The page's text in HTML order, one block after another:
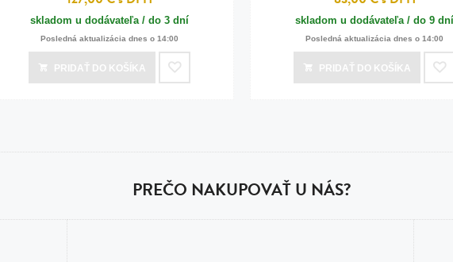
skladom u dodávateľa / do 3 dní
Posledná aktualizácia dnes o 14:00
PRIDAŤ DO KOŠÍKA
skladom u dodávateľa / do 9 dní
Posledná aktualizácia dnes o 14:00
PRIDAŤ DO KOŠÍKA
PREČO NAKUPOVAŤ U NÁS?